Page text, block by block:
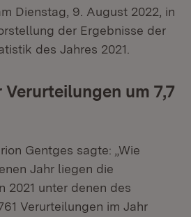
Dienstag, 9. August 2022, in
der Ergebnisse der
des Jahres 2021.
um 7,7
Gentges sagte: „Wie
Jahr liegen die
2021 unter denen des
Verurteilungen im Jahr